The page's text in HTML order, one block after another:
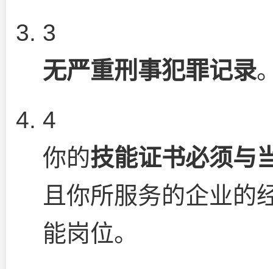
3
无严重刑事犯罪记录
4
你的技能证书必须与
且你所服务的企业的
能岗位。